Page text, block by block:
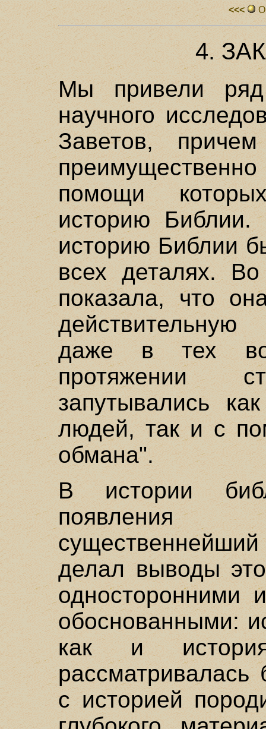
<<<
4.
Мы привели
научного
Заветов,
помощи
историю Библии.
историю Библии
всех деталях.
показала, что
действительную
даже в тех
протяжении
запутывались
людей, так и с
обмана".
В истории
появления
делал выводы
односторонними
обоснованными:
как и
рассматривалась
с историей